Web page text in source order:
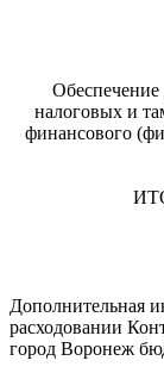
Обеспечение
налоговых и
финансового
Дополнительная
расходовании
город Воронеж